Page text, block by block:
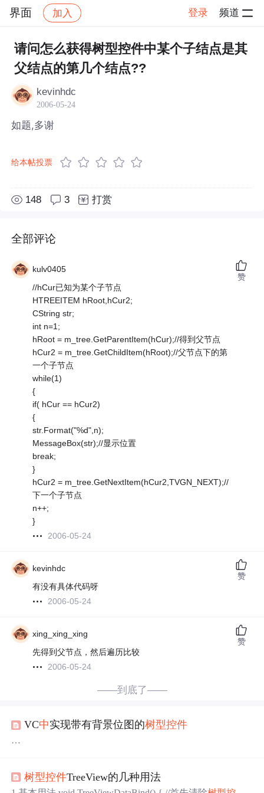
界面 加入 登录 频道
社区 界面 帖子详情
请问怎么获得树型控件中某个子结点是其
父结点的第几个结点??
kevinhdc
2006-05-24
如题,多谢
给本帖投票
148 3 打赏
全部评论
kulv0405
//hCur已知为某个子节点
HTREEITEM hRoot,hCur2;
CString str;
int n=1;
hRoot = m_tree.GetParentItem(hCur);//得到父节点
hCur2 = m_tree.GetChildItem(hRoot);//父节点下的第
一个子节点
while(1)
{
if( hCur == hCur2)
{
str.Format("%d",n);
MessageBox(str);//显示位置
break;
}
hCur2 = m_tree.GetNextItem(hCur2,TVGN_NEXT);//
下一个子节点
n++;
}
2006-05-24
赞
kevinhdc
有没有具体代码呀
2006-05-24
赞
xing_xing_xing
先得到父节点，然后遍历比较
2006-05-24
赞
——到底了——
VC中实现带有背景位图的树型控件
说，使用Visual C++MFC提供的树型控件
身就是一个难点，至于如何使该控件 能够带有背景位图，
树型控件TreeView的几种用法